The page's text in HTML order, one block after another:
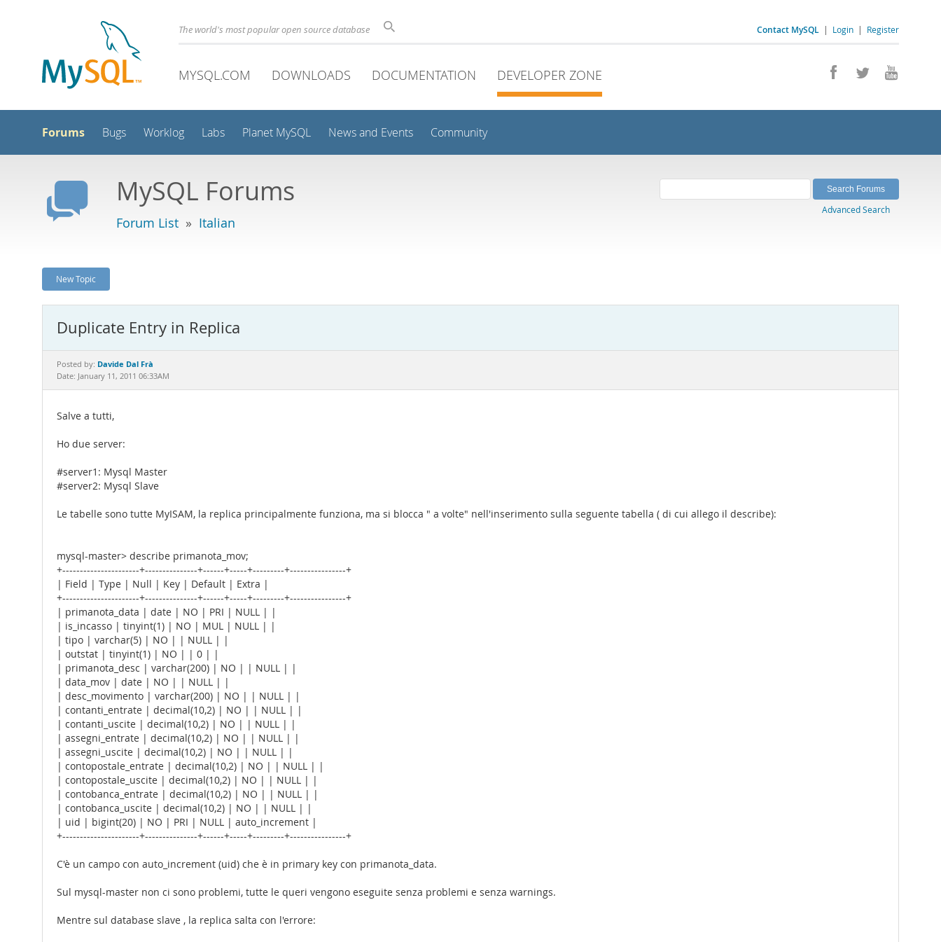
Contact MySQL | Login | Register
The world's most popular open source database
MYSQL.COM DOWNLOADS DOCUMENTATION DEVELOPER ZONE
Forums Bugs Worklog Labs Planet MySQL News and Events Community
MySQL Forums
Forum List » Italian
Advanced Search
New Topic
Duplicate Entry in Replica
Posted by: Davide Dal Frà
Date: January 11, 2011 06:33AM
Salve a tutti,
Ho due server:
#server1: Mysql Master
#server2: Mysql Slave
Le tabelle sono tutte MyISAM, la replica principalmente funziona, ma si blocca " a volte" nell'inserimento sulla seguente tabella ( di cui allego il describe):
mysql-master> describe primanota_mov;
+----------------------+---------------+------+-----+---------+----------------+
| Field | Type | Null | Key | Default | Extra |
+----------------------+---------------+------+-----+---------+----------------+
| primanota_data | date | NO | PRI | NULL | |
| is_incasso | tinyint(1) | NO | MUL | NULL | |
| tipo | varchar(5) | NO | | NULL | |
| outstat | tinyint(1) | NO | | 0 | |
| primanota_desc | varchar(200) | NO | | NULL | |
| data_mov | date | NO | | NULL | |
| desc_movimento | varchar(200) | NO | | NULL | |
| contanti_entrate | decimal(10,2) | NO | | NULL | |
| contanti_uscite | decimal(10,2) | NO | | NULL | |
| assegni_entrate | decimal(10,2) | NO | | NULL | |
| assegni_uscite | decimal(10,2) | NO | | NULL | |
| contopostale_entrate | decimal(10,2) | NO | | NULL | |
| contopostale_uscite | decimal(10,2) | NO | | NULL | |
| contobanca_entrate | decimal(10,2) | NO | | NULL | |
| contobanca_uscite | decimal(10,2) | NO | | NULL | |
| uid | bigint(20) | NO | PRI | NULL | auto_increment |
+----------------------+---------------+------+-----+---------+----------------+
C'è un campo con auto_increment (uid) che è in primary key con primanota_data.
Sul mysql-master non ci sono problemi, tutte le queri vengono eseguite senza problemi e senza warnings.
Mentre sul database slave , la replica salta con l'errore: